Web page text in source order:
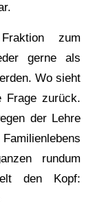
zum
gerne als
Wo sieht
Frage zurück.
der Lehre
rundum
den Kopf: